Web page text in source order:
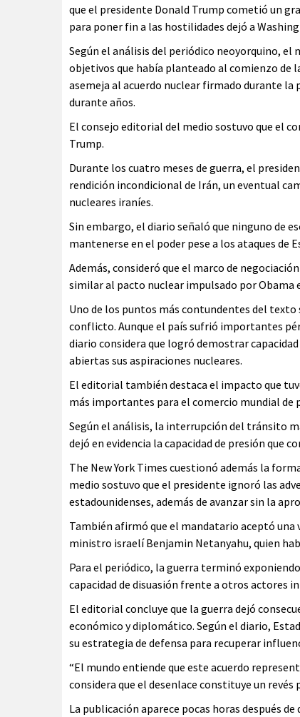
que el presidente Donald Trump cometió un
para poner fin a las hostilidades dejó a
Según el análisis del periódico neoyorquino,
objetivos que había planteado al comienzo
asemeja al acuerdo nuclear firmado durante la
durante años.
El consejo editorial del medio sostuvo que el
Trump.
Durante los cuatro meses de guerra, el
rendición incondicional de Irán, un eventual
nucleares iraníes.
Sin embargo, el diario señaló que ninguno de
mantenerse en el poder pese a los ataques de
Además, consideró que el marco de
similar al pacto nuclear impulsado por Obama
Uno de los puntos más contundentes del
conflicto. Aunque el país sufrió importantes
diario considera que logró demostrar
abiertas sus aspiraciones nucleares.
El editorial también destaca el impacto que
más importantes para el comercio mundial de
Según el análisis, la interrupción del tránsito
dejó en evidencia la capacidad de presión que
The New York Times cuestionó además la
medio sostuvo que el presidente ignoró las
estadounidenses, además de avanzar sin la
También afirmó que el mandatario aceptó
ministro israelí Benjamin Netanyahu, quien
Para el periódico, la guerra terminó
capacidad de disuasión frente a otros actores
El editorial concluye que la guerra dejó
económico y diplomático. Según el diario,
su estrategia de defensa para recuperar
“El mundo entiende que este acuerdo
considera que el desenlace constituye un
La publicación aparece pocas horas después